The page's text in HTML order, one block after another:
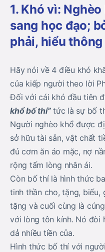
1. Khó vì:
sang học đạo;
phải, hiểu
Hãy nói về 4 điều khó
của kiếp người theo lời
Đối với cái khó đầu tiên
khổ bố thí”tức là sự bố
Người nghèo khổ được
sở hữu tài sản, vật chất
đủ cơm ăn áo mặc, nợ
rộng tấm lòng nhân ái.
Còn bố thí là hình thức
tinh thần cho, tặng, biếu,
tặng và cuối cùng là
với lòng tôn kính. Nó đòi
dả nhiều tiền của.
Hình thức bố thí với